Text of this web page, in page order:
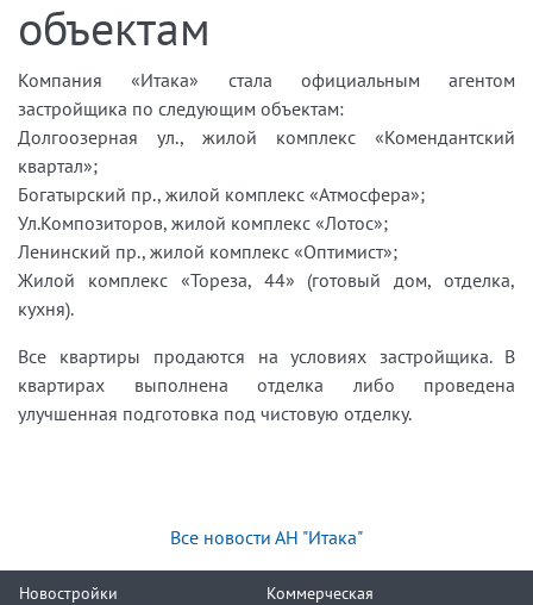
объектам
Компания «Итака» стала официальным агентом
застройщика по следующим объектам:
Долгоозерная ул., жилой комплекс «Комендантский
квартал»;
Богатырский пр., жилой комплекс «Атмосфера»;
Ул.Композиторов, жилой комплекс «Лотос»;
Ленинский пр., жилой комплекс «Оптимист»;
Жилой комплекс «Тореза, 44» (готовый дом, отделка,
кухня).
Все квартиры продаются на условиях застройщика. В
квартирах выполнена отделка либо проведена
улучшенная подготовка под чистовую отделку.
Все новости АН "Итака"
Новостройки
Коммерческая